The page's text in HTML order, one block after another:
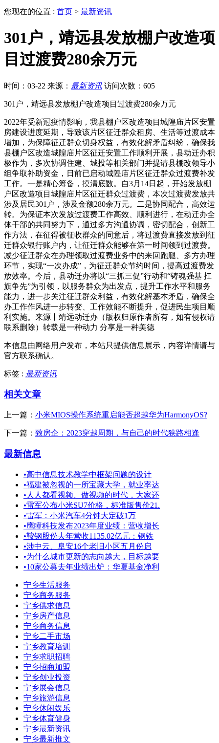
您现在的位置 : 首页 > 最新资讯
301户，靖远县发放棚户改造项
目过渡费280余万元
时间：03-22 来源： 最新资讯 访问次数：605
301户，靖远县发放棚户改造项目过渡费280余万元
2022年受新冠疫情影响，我县棚户区改造项目城隍庙片区安置
房建设进度延期，导致该片区征迁群众租房、生活等过渡成本
增加，为保障征迁群众切身权益，有效化解矛盾纠纷，确保我
县棚户区改造城隍庙片区征迁安置工作顺利开展，县动迁办积
极作为，多次协调住建、城投等相关部门并提请县棚改领导小
组争取补助资金，日前已启动城隍庙片区征迁群众过渡费补发
工作。一是精心筹备，摸清底数。自3月14日起，开始发放棚
户区改造项目城隍庙片区征迁群众过渡费，本次过渡费发放共
涉及居民301户，涉及金额280余万元。二是协同配合，高效运
转。为保证本次发放过渡费工作高效、顺利进行，在动迁办全
体干部的共同努力下，通过多方沟通协调，密切配合，创新工
作方法，在征得被征收群众的同意后，将过渡费直接发放到征
迁群众银行账户内，让征迁群众能够在第一时间领到过渡费。
减少征迁群众在办理领取过渡费业务中的来回跑腿、多方办理
环节，实现“一次办成”，为征迁群众节约时间，提高过渡费发
放效率。今后，县动迁办将以“三抓三促”行动和“铸魂强基 扛
旗争先”为引领，以服务群众为出发点，提升工作水平和服务
能力，进一步关注征迁群众利益，有效化解基本矛盾，确保全
办工作作风进一步转变、工作效能不断提升，促进民生项目顺
利实施。来源丨靖远动迁办（版权归原作者所有，如有侵权请
联系删除）转载是一种动力 分享是一种美德
本信息由网络用户发布， 本站只提供信息展示，内容详情请与
官方联系确认。
标签 : 最新资讯
相关文章
上一篇： 小米MIOS操作系统重启能否超越华为HarmonyOS?
下一篇： 致房企：2023穿越周期，与自己的时代狭路相逢
最新信息
•高中信息技术教学中框架问题的设计
•福建被忽视的一所宝藏大学，就业率达
• 人人都看视频、做视频的时代，大家还
•雷军公布小米SU7价格，标准版售价21.
•雷军：小米汽车4分钟大定破1万
•鹰瞳科技发布2023年度业绩：营收增长
•鞍钢股份去年营收1135.02亿元：钢铁
•涉中云、阜安16个老旧小区五月份启
•为什么城市更新的志向越大，目标越要
•10家公募去年业绩出炉：华夏基金净利
宁乡生活服务
宁乡商务服务
宁乡供求信息
宁乡房产信息
宁乡商务信息
宁乡二手市场
宁乡教育培训
宁乡求职招聘
宁乡招商加盟
宁乡创业投资
宁乡展会信息
宁乡旅游信息
宁乡休闲娱乐
宁乡体育健身
宁乡最新资讯
宁乡最新推文